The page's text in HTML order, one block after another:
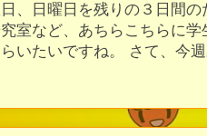
、日曜日を残りの３日間
室など、あちらこちらに
いたいですね。 さて、今